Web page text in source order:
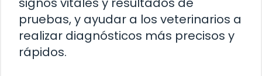
pruebas, y ayudar a los veterinarios a
realizar diagnósticos más precisos y
rápidos.